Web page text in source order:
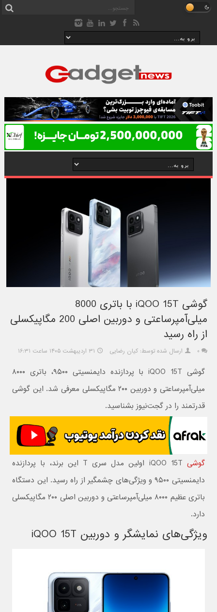
گوشی iQOO 15T با باتری 8000
میلی‌آمپرساعتی و دوربین اصلی 200 مگاپیکسلی
از راه رسید
۰ ارسال شده توسط: کیان رضایی ۳۱ اردیبهشت ۱۴۰۵ ساعت ۱۶:۳۱
گوشی iQOO 15T با پردازنده دایمنسیتی ۹۵۰۰، باتری ۸۰۰۰
میلی‌آمپرساعتی و دوربین ۲۰۰ مگاپیکسلی معرفی شد. این گوشی
قدرتمند را در گجت‌نیوز بشناسید.
گوشی
iQOO 15T اولین مدل سری T این برند، با پردازنده
دایمنسیتی ۹۵۰۰ و ویژگی‌های چشمگیر از راه رسید. این دستگاه
باتری عظیم ۸۰۰۰ میلی‌آمپرساعتی و دوربین اصلی ۲۰۰ مگاپیکسلی
دارد.
ویژگی‌های نمایشگر و دوربین iQOO 15T